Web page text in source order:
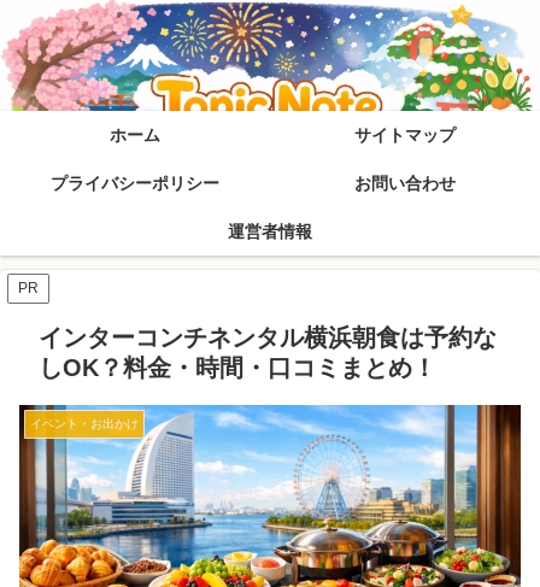
ホーム サイトマップ
プライバシーポリシー お問い合わせ
運営者情報
PR
インターコンチネンタル横浜朝食は予約な
しOK？料金・時間・口コミまとめ！
イベント・お出かけ